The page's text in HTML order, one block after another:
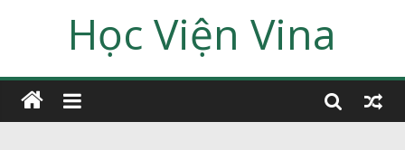
Học Viện Vina